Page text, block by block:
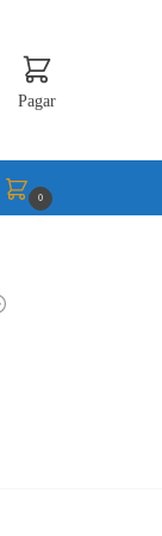
Pagar
0